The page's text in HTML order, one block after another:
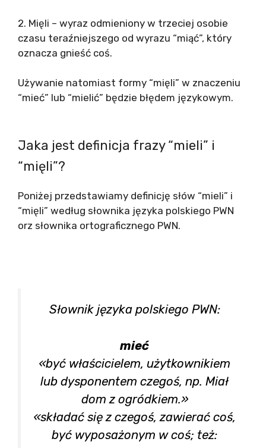
2. Mięli – wyraz odmieniony w trzeciej osobie
czasu teraźniejszego od wyrazu “miąć”, który
oznacza gnieść coś.
Używanie natomiast formy “mięli” w znaczeniu
“mieć” lub “mielić” będzie błędem językowym.
Jaka jest definicja frazy “mieli” i
“mięli”?
Poniżej przedstawiamy definicję słów “mieli” i
“mięli” według słownika języka polskiego PWN
orz słownika ortograficznego PWN.
Słownik języka polskiego PWN:
mieć
«być właścicielem, użytkownikiem
lub dysponentem czegoś, np. Miał
dom z ogródkiem.»
«składać się z czegoś, zawierać coś,
być wyposażonym w coś; też: